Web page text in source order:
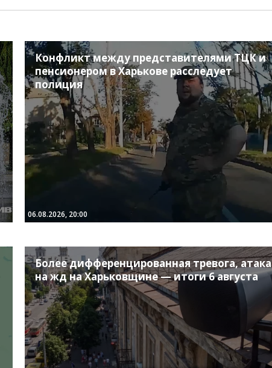
Конфликт между представителями ТЦК и
пенсионером в Харькове расследует
полиция
06.08.2026, 20:00
Более дифференцированная тревога, атака
на жд на Харьковщине — итоги 6 августа